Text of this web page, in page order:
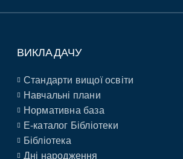
ВИКЛАДАЧУ
Стандарти вищої освіти
Навчальні плани
Нормативна база
E-каталог Бібліотеки
Бібліотека
Дні народження